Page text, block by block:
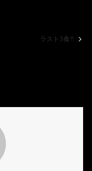
ラスト5食‼️